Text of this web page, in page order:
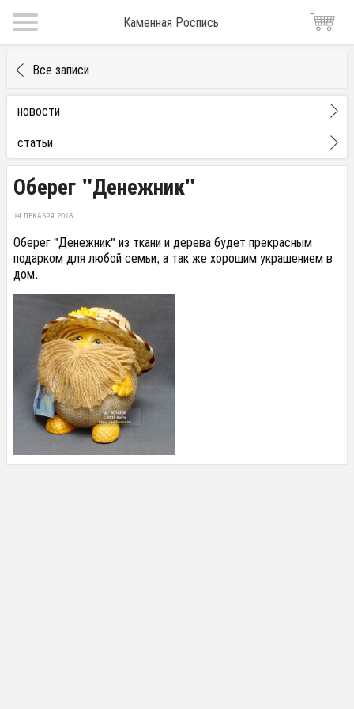
Каменная Роспись
Все записи
новости
статьи
Оберег "Денежник"
14 ДЕКАБРЯ 2018
Оберег "Денежник" из ткани и дерева будет прекрасным
подарком для любой семьи, а так же хорошим украшением в
дом.